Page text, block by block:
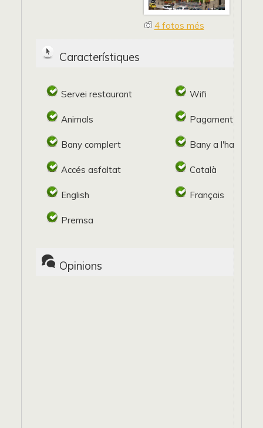
4 fotos més
Característiques
Servei restaurant Wifi
Animals Pagament
Bany complert Bany a l'habitació
Accés asfaltat Català
English Français
Premsa
Opinions